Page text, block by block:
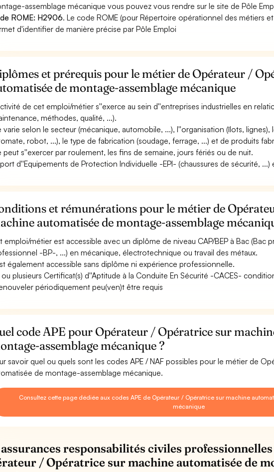
assemblage mécanique vous pouvez vous rendre sur le site de Pôle
ROME: H2906. Le code ROME (pour Répertoire opérationnel des métiers
d'identifier de manière précise par Pôle Emploi
et prérequis pour le métier de Opérateur /
de montage-assemblage mécanique
de cet emploi/métier s''exerce au sein d''entreprises industrielles en
méthodes, qualité, ...).
varie selon le secteur (mécanique, automobile, ...), l''organisation (îlots,
robot, ...), le type de fabrication (soudage, ferrage, ...) et de produits
peut s''exercer par roulement, les fins de semaine, jours fériés ou de nuit.
d''Equipements de Protection Individuelle -EPI- (chaussures de sécurité, ...)
et rémunérations pour le métier de
automatisée de montage-assemblage
emploi/métier est accessible avec un diplôme de niveau CAP/BEP à Bac (Bac
-BP-, ...) en mécanique, électrotechnique ou travail des métaux.
également accessible sans diplôme ni expérience professionnelle.
ou plusieurs Certificat(s) d''Aptitude à la Conduite En Sécurité -CACES-
périodiquement peu(ven)t être requis
code APE pour Opérateur / Opératrice sur
assemblage mécanique ?
savoir quel ou quels sont les codes APE / NAF possibles pour le métier de
de montage-assemblage mécanique.
Consultez cette page dédiée aux codes APE de Opérateur / Opératrice sur machine
mécanique
assurances responsabilités civiles
/ Opératrice sur machine automatisée de